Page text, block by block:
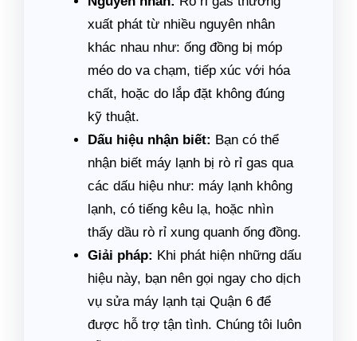
xuất phát từ nhiều nguyên nhân
khác nhau như: ống đồng bị móp
méo do va chạm, tiếp xúc với hóa
chất, hoặc do lắp đặt không đúng
kỹ thuật.
Dấu hiệu nhận biết: Bạn có thể
nhận biết máy lạnh bị rò rỉ gas qua
các dấu hiệu như: máy lạnh không
lạnh, có tiếng kêu lạ, hoặc nhìn
thấy dầu rò rỉ xung quanh ống đồng.
Giải pháp: Khi phát hiện những dấu
hiệu này, bạn nên gọi ngay cho dịch
vụ sửa máy lạnh tại Quận 6 để
được hỗ trợ tận tình. Chúng tôi luôn